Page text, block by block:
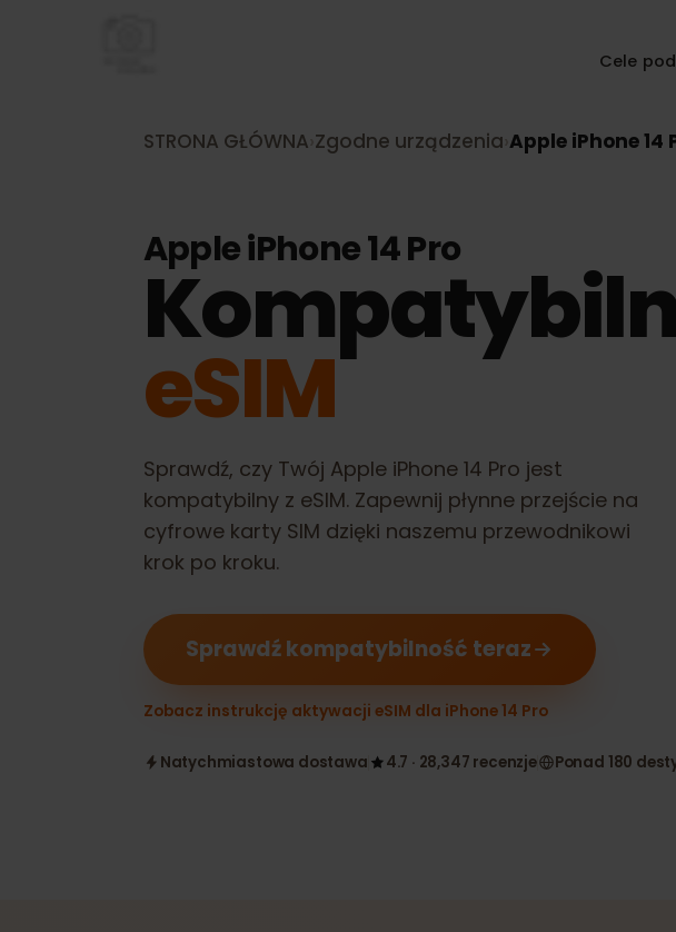
STRONA GŁÓWNA›Zgodne urządzenia›Apple iPhone
Apple iPhone 14 Pro
eSIM
Sprawdź, czy Twój Apple iPhone 14 Projest
kompatybilny z eSIM. Zapewnij płynne przejście na
cyfrowe karty SIM dzięki naszemu przewodnikowi
Sprawdź kompatybilność teraz